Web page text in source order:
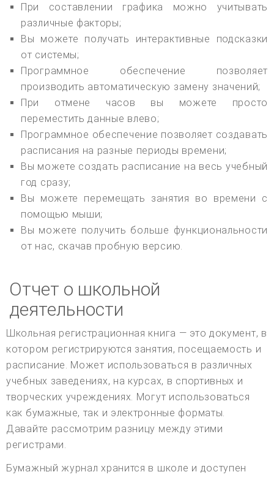
При составлении графика можно учитывать
различные факторы;
Вы можете получать интерактивные подсказки
от системы;
Программное обеспечение позволяет
производить автоматическую замену значений;
При отмене часов вы можете просто
переместить данные влево;
Программное обеспечение позволяет создавать
расписания на разные периоды времени;
Вы можете создать расписание на весь учебный
год сразу;
Вы можете перемещать занятия во времени с
помощью мыши;
Вы можете получить больше функциональности
от нас, скачав пробную версию.
Отчет о школьной
деятельности
Школьная регистрационная книга — это документ, в
котором регистрируются занятия, посещаемость и
расписание. Может использоваться в различных
учебных заведениях, на курсах, в спортивных и
творческих учреждениях. Могут использоваться
как бумажные, так и электронные форматы.
Давайте рассмотрим разницу между этими
регистрами.
Бумажный журнал хранится в школе и доступен